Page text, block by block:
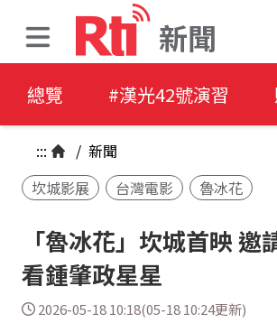
新聞
總覽 #漢光42號演習
::: / 新聞
坎城影展
台灣電影 魯冰花
「魯冰花」坎城首映 邀
看鍾肇政星星
2026-05-18 10:18(05-18 10:24更新)